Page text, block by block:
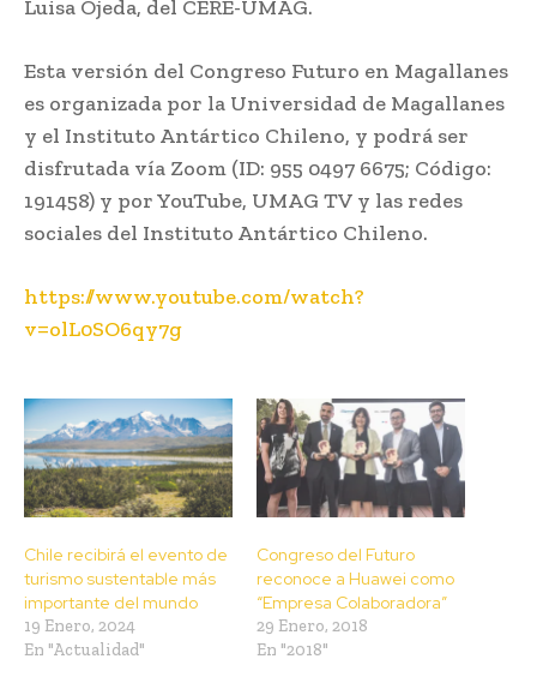
Luisa Ojeda, del CERE-UMAG.
Esta versión del Congreso Futuro en Magallanes
es organizada por la Universidad de Magallanes
y el Instituto Antártico Chileno, y podrá ser
disfrutada vía Zoom (ID: 955 0497 6675; Código:
191458) y por YouTube, UMAG TV y las redes
sociales del Instituto Antártico Chileno.
https://www.youtube.com/watch?
v=olL0SO6qy7g
Chile recibirá el evento de
turismo sustentable más
importante del mundo
19 Enero, 2024
En "Actualidad"
Congreso del Futuro
reconoce a Huawei como
“Empresa Colaboradora”
29 Enero, 2018
En "2018"